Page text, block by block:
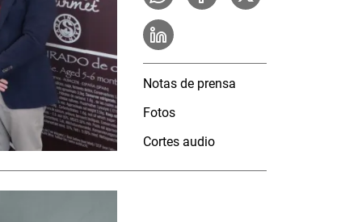
Notas de prensa
Fotos
Cortes audio